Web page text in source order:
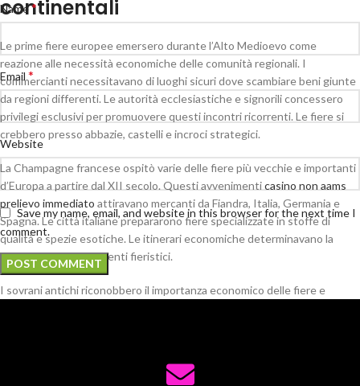
continentali
Le prime fiere europee emersero durante l’Alto Medioevo come
reazione alle necessità economiche delle comunità regionali. I
commercianti necessitavano di luoghi sicuri dove scambiare beni giunte
da regioni differenti. Le autorità ecclesiastiche e signorili concessero
privilegi esclusivi per promuovere questi incontri ricorrenti. Le fiere si
crebbero presso abbazie, castelli e incroci strategici.
La Champagne francese ospitò varie delle fiere più vecchie e importanti
d’Europa a partire dal XII secolo. Questi avvenimenticasino non aams
prelievo immediato attiravano mercanti da Fiandra, Italia, Germania e
Spagna. Le città italiane prepararono fiere specializzate in stoffe di
qualità e spezie esotiche. Le itinerari economiche determinavano la
localizzazione degli eventi fieristici.
I sovrani antichi riconobbero il importanza economico delle fiere e
monetario. Questi avvenimenti cambiarono villaggi campestri in nuclei
cittadini prosperi, stimolando la espansione demografica delle centri
Name*
Email *
Website
Save my name, email, and website in this browser for the next time I
comment.